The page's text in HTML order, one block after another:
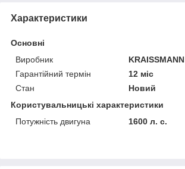
Характеристики
Основні
Виробник
KRAISSMANN
Гарантійний термін
12 міс
Стан
Новий
Користувальницькі характеристики
Потужність двигуна
1600 л. с.